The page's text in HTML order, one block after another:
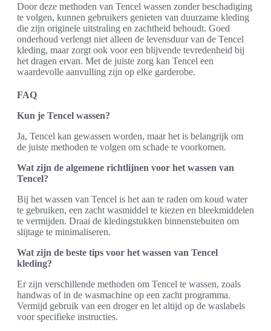
Door deze methoden van Tencel wassen zonder beschadiging
te volgen, kunnen gebruikers genieten van duurzame kleding
die zijn originele uitstraling en zachtheid behoudt. Goed
onderhoud verlengt niet alleen de levensduur van de Tencel
kleding, maar zorgt ook voor een blijvende tevredenheid bij
het dragen ervan. Met de juiste zorg kan Tencel een
waardevolle aanvulling zijn op elke garderobe.
FAQ
Kun je Tencel wassen?
Ja, Tencel kan gewassen worden, maar het is belangrijk om
de juiste methoden te volgen om schade te voorkomen.
Wat zijn de algemene richtlijnen voor het wassen van
Tencel?
Bij het wassen van Tencel is het aan te raden om koud water
te gebruiken, een zacht wasmiddel te kiezen en bleekmiddelen
te vermijden. Draai de kledingstukken binnenstebuiten om
slijtage te minimaliseren.
Wat zijn de beste tips voor het wassen van Tencel
kleding?
Er zijn verschillende methoden om Tencel te wassen, zoals
handwas of in de wasmachine op een zacht programma.
Vermijd gebruik van een droger en let altijd op de waslabels
voor specifieke instructies.